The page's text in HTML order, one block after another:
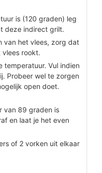
is (120 graden) leg
deze indirect grilt.
van het vlees, zorg dat
vlees rookt.
temperatuur. Vul indien
Probeer wel te zorgen
open doet.
van 89 graden is
en laat je het even
of 2 vorken uit elkaar